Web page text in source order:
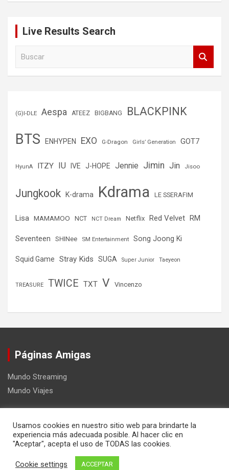
Live Results Search
(G)I-DLE Aespa ATEEZ BIGBANG BLACKPINK
BTS ENHYPEN EXO G-Dragon Girls’ Generation GOT7
HyunA ITZY IU IVE J-HOPE Jennie Jimin Jin Jisoo
Jungkook K-drama Kdrama LE SSERAFIM
Lisa MAMAMOO NCT NCT Dream Netflix Red Velvet RM
Seventeen SHINee SM Entertainment Song Joong Ki
Squid Game Stray Kids SUGA Super Junior Taeyeon
TREASURE TWICE TXT V Vincenzo
Páginas Amigas
Mundo Streaming
Mundo Viajes
Mundo Kpop
Usamos cookies en nuestro sitio web para brindarte la
experiencia más adecuada posible. Al hacer clic en
"Aceptar", acepta el uso de TODAS las cookies.
Cookie settings ACCEPTAR